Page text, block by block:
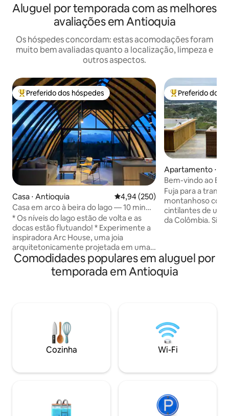
Aluguel por temporada com as melhores
avaliações em Antioquia
Os hóspedes concordam: estas acomodações foram
muito bem avaliadas quanto a localização, limpeza e
outros aspectos.
Entre os melhores preferidos dos hóspedes
Preferido dos hóspedes
Casa ⋅ Antioquia 4,94 de uma avaliação média de
4,94 (250)
Casa em arco à beira do lago — 10 min
até Guatapé, acesso ao lago
* Os níveis do lago estão de volta e as
docas estão flutuando! * Experimente a
inspiradora Arc House, uma joia
arquitetonicamente projetada em uma
baía privada, a apenas 10 minutos de
Guatape. Paredes de vidro, tetos de 20
pés e vistas panorâmicas da natureza a
sonho de um chef, complementada por
uma mesa de jantar para 6 pessoas e
uma varanda com vista para o lago.
Entre os
Preferido dos
Apartamento ⋅ El
Bem-vindo ao
Montecielo
Fuja para a
montanhoso com
cintilantes de um
da Colômbia.
da montanha e o
relaxar e
com o canto dos
abraço tranquilo
Comodidades populares em aluguel por
temporada em Antioquia
Cozinha Wi-Fi